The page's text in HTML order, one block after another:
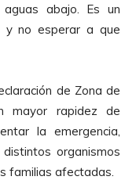
abajo. Es un
y no esperar a que
de Zona de
mayor rapidez de
la emergencia,
organismos
familias afectadas.